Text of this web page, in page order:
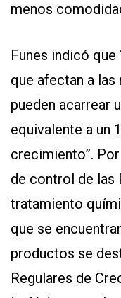
menos
Funes indicó
que afectan a las
pueden acarrear
equivalente a un
crecimiento”.
de control de las
tratamiento
que se
productos se
Regulares de